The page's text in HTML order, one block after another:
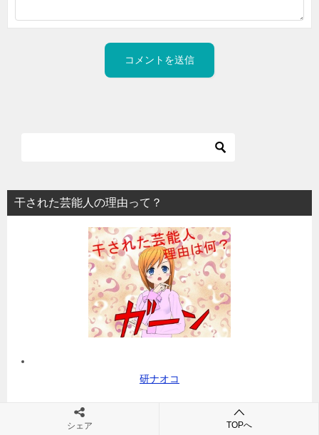
干された芸能人の理由って？
研ナオコ
シェア TOPへ